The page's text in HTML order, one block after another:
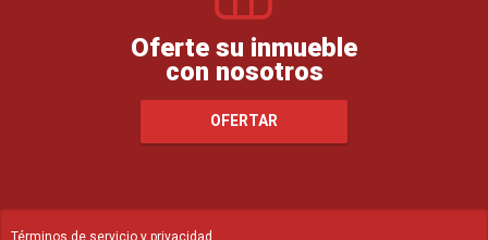
Oferte su inmueble
con nosotros
OFERTAR
Términos de servicio y privacidad